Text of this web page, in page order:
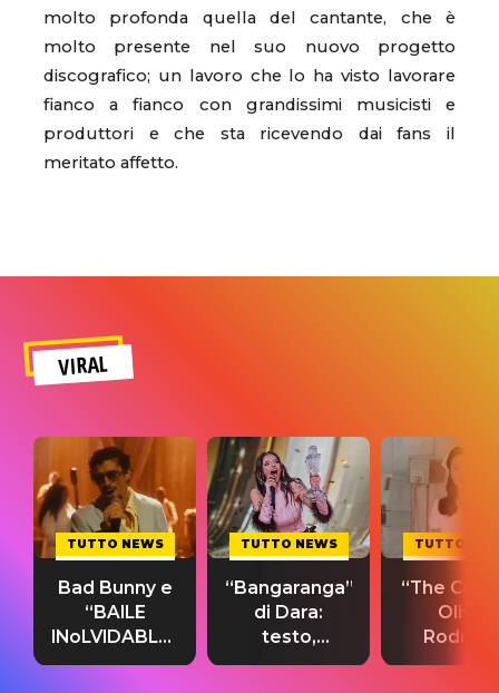
molto profonda quella del cantante, che è
molto presente nel suo nuovo progetto
discografico; un lavoro che lo ha visto lavorare
fianco a fianco con grandissimi musicisti e
produttori e che sta ricevendo dai fans il
meritato affetto.
VIRAL
TUTTO NEWS
Bad Bunny e
“BAILE
INoLVIDABLE”:
testo,
TUTTO NEWS
“Bangaranga”
di Dara:
testo,
traduzione e
TUTTO
“The
Olivia
testo,